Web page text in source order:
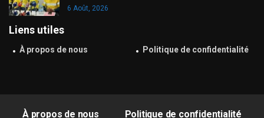
6 Août, 2026
Liens utiles
À propos de nous Politique de confidentialité
À propos de nous Politique de confidentialité